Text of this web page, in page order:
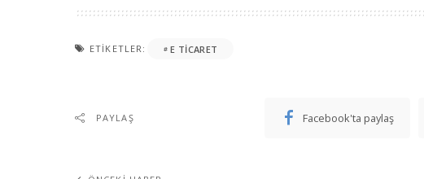
ETIKETLER: E TICARET
PAYLAŞ Facebook'ta paylaş